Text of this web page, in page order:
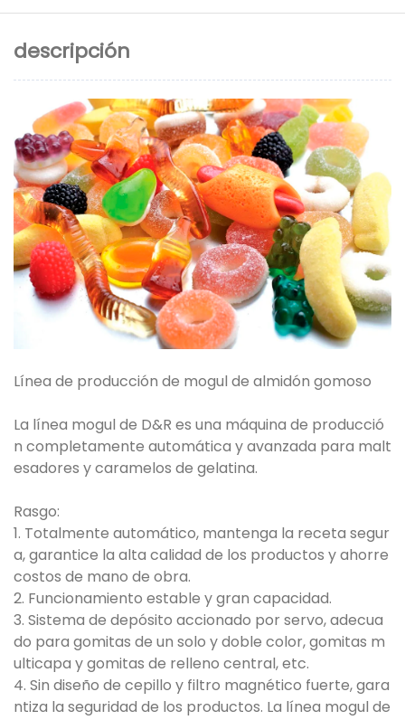
descripción
Línea de producción de mogul de almidón gomoso
La línea mogul de D&R es una máquina de producció
n completamente automática y avanzada para malt
esadores y caramelos de gelatina.
Rasgo:
1. Totalmente automático, mantenga la receta segur
a, garantice la alta calidad de los productos y ahorre
costos de mano de obra.
2. Funcionamiento estable y gran capacidad.
3. Sistema de depósito accionado por servo, adecua
do para gomitas de un solo y doble color, gomitas m
ulticapa y gomitas de relleno central, etc.
4. Sin diseño de cepillo y filtro magnético fuerte, gara
ntiza la seguridad de los productos. La línea mogul de